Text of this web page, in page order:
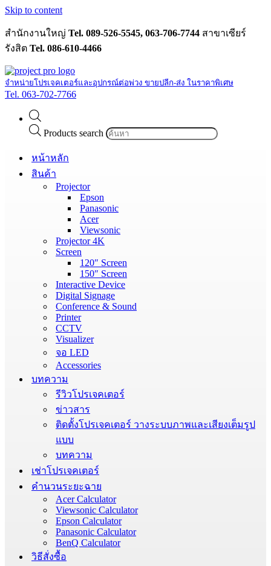
Skip to content
สำนักงานใหญ่ Tel. 089-526-5545, 063-706-7744 สาขาเซียร์
รังสิต Tel. 086-610-4466
จำหน่ายโปรเจคเตอร์และอุปกรณ์ต่อพ่วง ขายปลีก-ส่ง ในราคาพิเศษ
Tel. 063-702-7766
Products search
หน้าหลัก
สินค้า
Projector
Epson
Panasonic
Acer
Viewsonic
Projector 4K
Screen
120″ Screen
150″ Screen
Interactive Device
Digital Signage
Conference & Sound
Printer
CCTV
Visualizer
จอ LED
Accessories
บทความ
รีวิวโปรเจคเตอร์
ข่าวสาร
ติดตั้งโปรเจคเตอร์ วางระบบภาพและเสียงเต็มรูป
แบบ
บทความ
เช่าโปรเจคเตอร์
คำนวนระยะฉาย
Acer Calculator
Viewsonic Calculator
Epson Calculator
Panasonic Calculator
BenQ Calculator
วิธีสั่งซื้อ